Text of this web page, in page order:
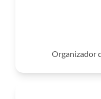
Organizador